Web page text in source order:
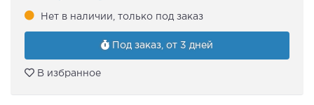
Нет в наличии, только под заказ
Под заказ, от 3 дней
В избранное